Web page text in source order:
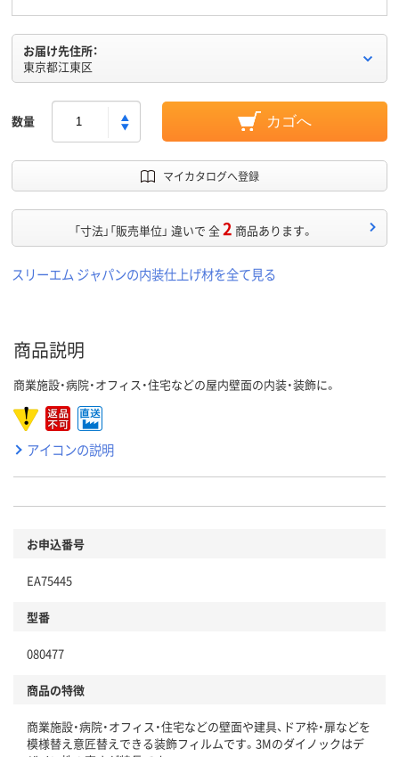
お届け先住所：
東京都江東区
数量 カゴへ
マイカタログへ登録
「寸法」「販売単位」 違いで 全2 商品あります。
スリーエム ジャパンの内装仕上げ材を全て見る
商品説明
商業施設・病院・オフィス・住宅などの屋内壁面の内装・装飾に。
アイコンの説明
お申込番号
EA75445
型番
080477
商品の特徴
商業施設・病院・オフィス・住宅などの壁面や建具、ドア枠・扉などを
模様替え意匠替えできる装飾フィルムです。3Mのダイノックはデ